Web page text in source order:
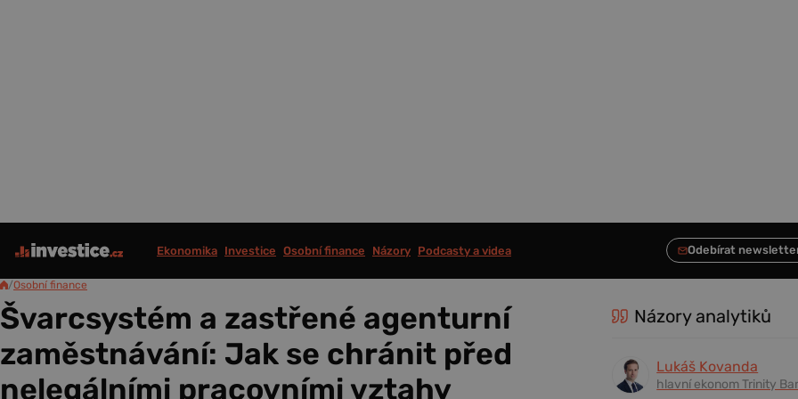
Ekonomika Investice Osobní finance Názory Podcasty a videa
/Osobní finance
Švarcsystém a zastřené agenturní
zaměstnávání: Jak se chránit před
nelegálními pracovními vztahy
Názory analytiků
Lukáš Kovanda
hlavní ekonom Trinity